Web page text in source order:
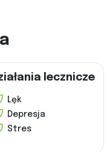
lecznicze
Lęk
Depresja
Stres